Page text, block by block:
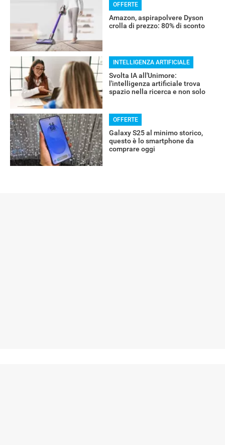
OFFERTE
Amazon, aspirapolvere Dyson
crolla di prezzo: 80% di sconto
INTELLIGENZA ARTIFICIALE
Svolta IA all'Unimore:
l'intelligenza artificiale trova
spazio nella ricerca e non solo
OFFERTE
Galaxy S25 al minimo storico,
questo è lo smartphone da
comprare oggi